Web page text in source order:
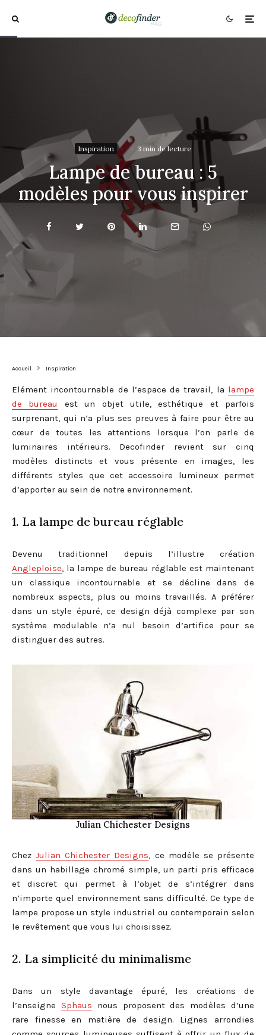
Inspiration · · 3 min de lecture
Lampe de bureau : 5
modèles pour vous inspirer
Accueil Inspiration
Elément incontournable de l’espace de travail, la lampe
de bureau
est un objet utile, esthétique et parfois
surprenant, qui n’a plus ses preuves à faire pour être au
cœur de toutes les attentions lorsque l’on parle de
luminaires intérieurs. Decofinder revient sur cinq
modèles distincts et vous présente en images, les
différents styles que cet accessoire lumineux permet
d’apporter au sein de notre environnement.
1. La lampe de bureau réglable
Devenu traditionnel depuis l’illustre création
Angleploise, la lampe de bureau réglable est maintenant
un classique incontournable et se décline dans de
nombreux aspects, plus ou moins travaillés. A préférer
dans un style épuré, ce design déjà complexe par son
système modulable n’a nul besoin d’artifice pour se
distinguer des autres.
Julian Chichester Designs
ChezJulian Chichester Designs, ce modèle se présente
dans un habillage chromé simple, un parti pris efficace
et discret qui permet à l’objet de s’intégrer dans
n’importe quel environnement sans difficulté. Ce type de
lampe propose un style industriel ou contemporain selon
le revêtement que vous lui choisissez.
2. La simplicité du minimalisme
Dans un style davantage épuré, les créations de
l’enseigne Sphaus nous proposent des modèles d’une
rare finesse en matière de design. Lignes arrondies